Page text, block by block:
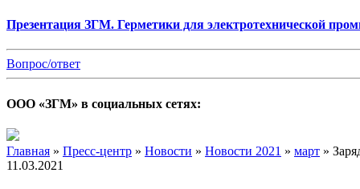
Презентация ЗГМ. Герметики для электротехнической
Вопрос/ответ
ООО «ЗГМ» в социальных сетях:
Главная » Пресс-центр » Новости » Новости 2021 » март »
11.03.2021